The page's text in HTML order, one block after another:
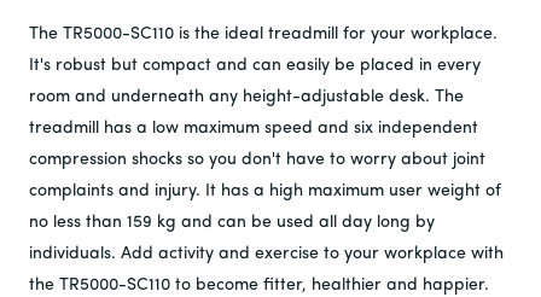
The TR5000-SC110 is the ideal treadmill for your workplace.
It's robust but compact and can easily be placed in every
room and underneath any height-adjustable desk. The
treadmill has a low maximum speed and six independent
compression shocks so you don't have to worry about joint
complaints and injury. It has a high maximum user weight of
no less than 159 kg and can be used all day long by
individuals. Add activity and exercise to your workplace with
the TR5000-SC110 to become fitter, healthier and happier.